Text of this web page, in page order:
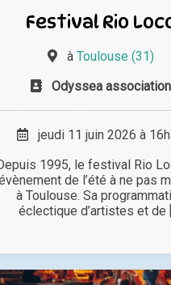
Festival Rio
à Toulouse (31)
Odyssea association
jeudi 11 juin 2026 à
1995, le festival Rio
de l’été à ne pas
à Toulouse. Sa
éclectique d’artistes et de